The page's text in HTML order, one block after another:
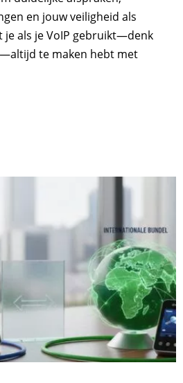
en jouw veiligheid als
je als je VoIP gebruikt—denk
te maken hebt met